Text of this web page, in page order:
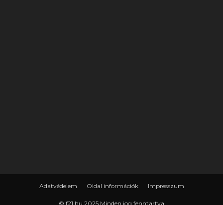
Adatvédelem Oldal információk Impresszum
© f21.hu 2025 Minden jog fenntartva